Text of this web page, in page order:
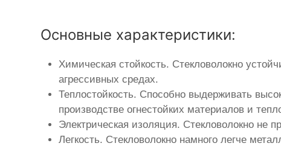
Основные характеристики:
Химическая стойкость. Стекловолокно
агрессивных средах.
Теплостойкость. Способно выдерживать
производстве огнестойких материалов и
Электрическая изоляция. Стекловолокно не
Легкость. Стекловолокно намного легче